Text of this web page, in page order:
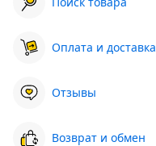
Оплата и доставка
Отзывы
Возврат и обмен